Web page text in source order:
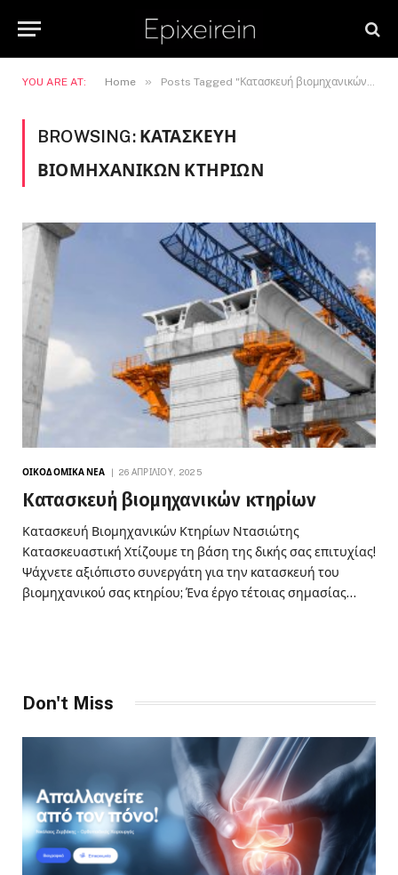
YOU ARE AT: Home » Posts Tagged "Κατασκευή βιομηχανικών κτηρίων"
BROWSING: ΚΑΤΑΣΚΕΥΉ
ΒΙΟΜΗΧΑΝΙΚΏΝ ΚΤΗΡΊΩΝ
ΟΙΚΟΔΟΜΙΚΆ ΝΈΑ 26 ΑΠΡΙΛΊΟΥ, 2025
Κατασκευή βιομηχανικών κτηρίων
Κατασκευή Βιομηχανικών Κτηρίων Ντασιώτης
Κατασκευαστική Χτίζουμε τη βάση της δικής σας επιτυχίας!
Ψάχνετε αξιόπιστο συνεργάτη για την κατασκευή του
βιομηχανικού σας κτηρίου; Ένα έργο τέτοιας σημασίας…
Don't Miss